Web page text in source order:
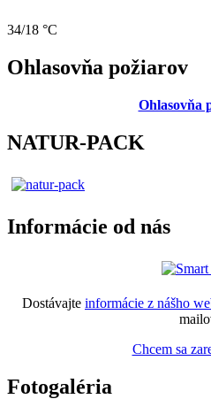
34/18 °C
Ohlasovňa požiarov
Ohlasovňa
NATUR-PACK
Informácie od nás
Dostávajte informácie z nášho
Chcem sa
Fotogaléria